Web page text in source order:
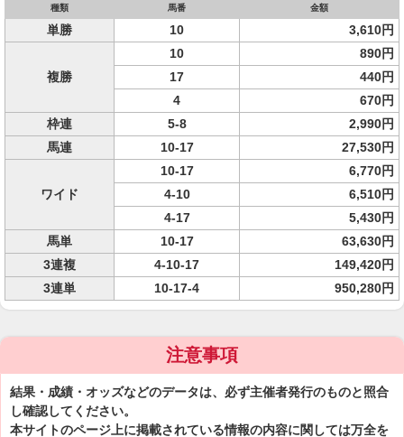
種類 馬番 金額
単勝 10 3,610円
複勝
10
890円
17
440円
4
670円
枠連
5-8
2,990円
馬連
10-17 27,530円
ワイド
10-17
6,770円
4-10
6,510円
4-17
5,430円
馬単
10-17
63,630円
3連複
4-10-17
149,420円
3連単
10-17-4 950,280円
注意事項
結果・成績・オッズなどのデータは、必ず主催者発行のものと照合
し確認してください。
本サイトのページ上に掲載されている情報の内容に関しては万全を